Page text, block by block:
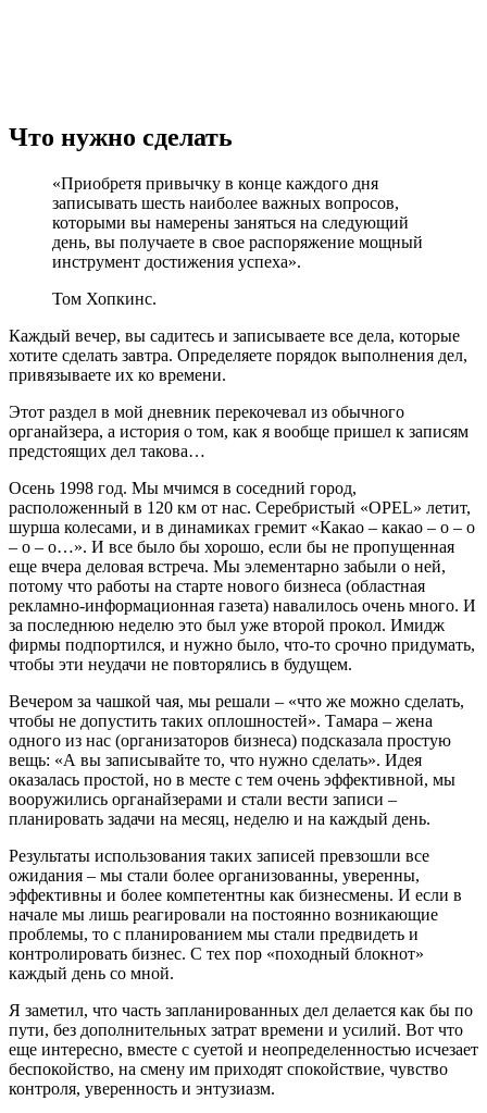
Что нужно сделать
«Приобретя привычку в конце каждого дня
записывать шесть наиболее важных вопросов,
которыми вы намерены заняться на следующий
день, вы получаете в свое распоряжение мощный
инструмент достижения успеха».
Том Хопкинс.
Каждый вечер, вы садитесь и записываете все дела, которые
хотите сделать завтра. Определяете порядок выполнения дел,
привязываете их ко времени.
Этот раздел в мой дневник перекочевал из обычного
органайзера, а история о том, как я вообще пришел к записям
предстоящих дел такова…
Осень 1998 год. Мы мчимся в соседний город,
расположенный в 120 км от нас. Серебристый «OPEL» летит,
шурша колесами, и в динамиках гремит «Какао – какао – о – о
– о – о…». И все было бы хорошо, если бы не пропущенная
еще вчера деловая встреча. Мы элементарно забыли о ней,
потому что работы на старте нового бизнеса (областная
рекламно-информационная газета) навалилось очень много. И
за последнюю неделю это был уже второй прокол. Имидж
фирмы подпортился, и нужно было, что-то срочно придумать,
чтобы эти неудачи не повторялись в будущем.
Вечером за чашкой чая, мы решали – «что же можно сделать,
чтобы не допустить таких оплошностей». Тамара – жена
одного из нас (организаторов бизнеса) подсказала простую
вещь: «А вы записывайте то, что нужно сделать». Идея
оказалась простой, но в месте с тем очень эффективной, мы
вооружились органайзерами и стали вести записи –
планировать задачи на месяц, неделю и на каждый день.
Результаты использования таких записей превзошли все
ожидания – мы стали более организованны, уверенны,
эффективны и более компетентны как бизнесмены. И если в
начале мы лишь реагировали на постоянно возникающие
проблемы, то с планированием мы стали предвидеть и
контролировать бизнес. С тех пор «походный блокнот»
каждый день со мной.
Я заметил, что часть запланированных дел делается как бы по
пути, без дополнительных затрат времени и усилий. Вот что
еще интересно, вместе с суетой и неопределенностью исчезает
беспокойство, на смену им приходят спокойствие, чувство
контроля, уверенность и энтузиазм.